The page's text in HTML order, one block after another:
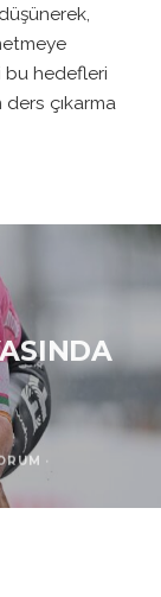
bu hedefleri
çıkarma